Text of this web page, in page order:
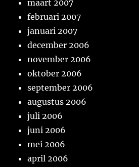
maart 2007
februari 2007
januari 2007
december 2006
november 2006
oktober 2006
september 2006
augustus 2006
juli 2006
juni 2006
mei 2006
april 2006